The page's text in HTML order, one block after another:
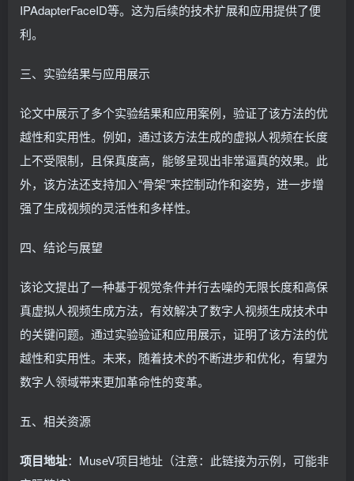
IPAdapterFaceID等。这为后续的技术扩展和应用提供了便
利。
三、实验结果与应用展示
论文中展示了多个实验结果和应用案例，验证了该方法的优
越性和实用性。例如，通过该方法生成的虚拟人视频在长度
上不受限制，且保真度高，能够呈现出非常逼真的效果。此
外，该方法还支持加入“骨架”来控制动作和姿势，进一步增
强了生成视频的灵活性和多样性。
四、结论与展望
该论文提出了一种基于视觉条件并行去噪的无限长度和高保
真虚拟人视频生成方法，有效解决了数字人视频生成技术中
的关键问题。通过实验验证和应用展示，证明了该方法的优
越性和实用性。未来，随着技术的不断进步和优化，有望为
数字人领域带来更加革命性的变革。
五、相关资源
项目地址：MuseV项目地址（注意：此链接为示例，可能非